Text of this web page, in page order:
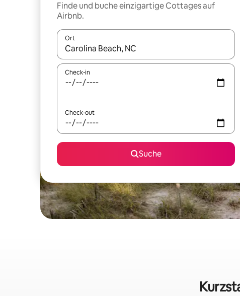
Finde und buche einzigartige Cottages auf
Airbnb.
Ort
Wenn Ergebnisse verfügbar sind, navigiere mit den
Check-in
Check-out
Suche